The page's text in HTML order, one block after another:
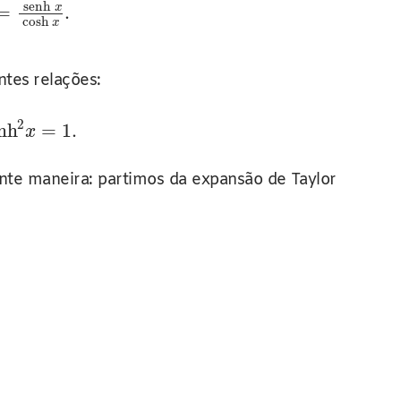
senhx
cosh x .
relações:
2x = 1.
maneira: partimos da expansão de Taylor